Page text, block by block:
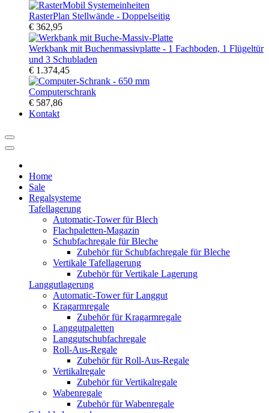
RasterPlan Stellwände - Doppelseitig
€ 362,95
Werkbank mit Buchenmassivplatte - 1 Fachboden, 1 Flügeltür
und 3 Schubladen
€ 1.374,45
Computerschrank
€ 587,86
Kontakt
Home
Sale
Regalsysteme
Tafellagerung
Automatic-Tower für Blech
Flachpaletten-Magazin
Schubfachregale für Bleche
Zubehör für Schubfachregale für Bleche
Vertikale Tafellagerung
Zubehör für Vertikale Lagerung
Langgutlagerung
Automatic-Tower für Langgut
Kragarmregale
Zubehör für Kragarmregale
Langgutpaletten
Langgutschubfachregale
Roll-Aus-Regale
Zubehör für Roll-Aus-Regale
Vertikalregale
Zubehör für Vertikalregale
Wabenregale
Zubehör für Wabenregale